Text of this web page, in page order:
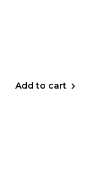
Add to cart